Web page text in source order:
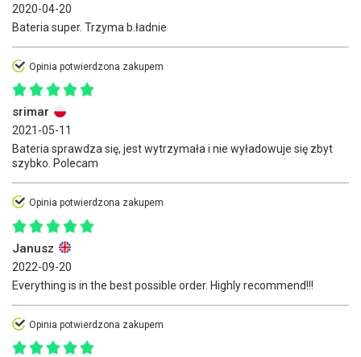
2020-04-20
Bateria super. Trzyma b.ładnie
Opinia potwierdzona zakupem
srimar
2021-05-11
Bateria sprawdza się, jest wytrzymała i nie wyładowuje się zbyt
szybko. Polecam
Opinia potwierdzona zakupem
Janusz
2022-09-20
Everything is in the best possible order. Highly recommend!!!
Opinia potwierdzona zakupem